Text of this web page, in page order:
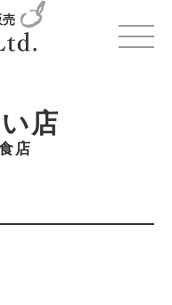
売
店
店